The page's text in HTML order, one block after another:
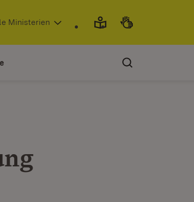
Fenster)
Ministerien